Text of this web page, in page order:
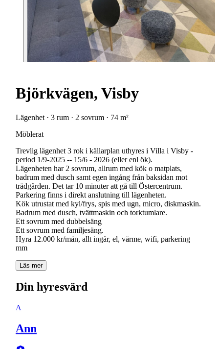
Björkvägen, Visby
Lägenhet · 3 rum · 2 sovrum · 74 m²
Möblerat
Trevlig lägenhet 3 rok i källarplan uthyres i Villa i Visby -
period 1/9-2025 -- 15/6 - 2026 (eller enl ök).
Lägenheten har 2 sovrum, allrum med kök o matplats,
badrum med dusch samt egen ingång från baksidan mot
trädgården. Det tar 10 minuter att gå till Östercentrum.
Parkering finns i direkt anslutning till lägenheten.
Kök utrustat med kyl/frys, spis med ugn, micro, diskmaskin.
Badrum med dusch, tvättmaskin och torktumlare.
Ett sovrum med dubbelsäng
Ett sovrum med familjesäng.
Hyra 12.000 kr/mån, allt ingår, el, värme, wifi, parkering
mm
Läs mer
Din hyresvärd
A
Ann